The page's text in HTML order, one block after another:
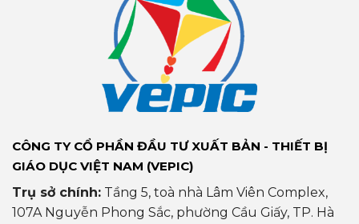
CÔNG TY CỔ PHẦN ĐẦU TƯ XUẤT BẢN - THIẾT BỊ
GIÁO DỤC VIỆT NAM (VEPIC)
Trụ sở chính: Tầng 5, toà nhà Lâm Viên Complex,
107A Nguyễn Phong Sắc, phường Cầu Giấy, TP. Hà